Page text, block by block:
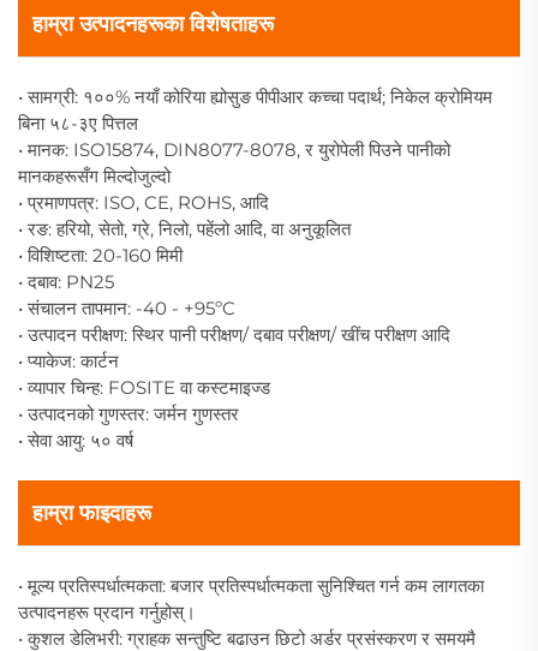
हाम्रा उत्पादनहरूका विशेषताहरू
• सामग्री: १००% नयाँ कोरिया ह्योसुङ पीपीआर कच्चा पदार्थ; निकेल क्रोमियम
बिना ५८-३ए पित्तल
• मानक: ISO15874, DIN8077-8078, र युरोपेली पिउने पानीको
मानकहरूसँग मिल्दोजुल्दो
• प्रमाणपत्र: ISO, CE, ROHS, आदि
• रङ: हरियो, सेतो, ग्रे, निलो, पहेंलो आदि, वा अनुकूलित
• विशिष्टता: 20-160 मिमी
• दबाव: PN25
• संचालन तापमान: -40 - +95ºC
• उत्पादन परीक्षण: स्थिर पानी परीक्षण/ दबाव परीक्षण/ खींच परीक्षण आदि
• प्याकेज: कार्टन
• व्यापार चिन्ह: FOSITE वा कस्टमाइज्ड
• उत्पादनको गुणस्तर: जर्मन गुणस्तर
• सेवा आयु: ५० वर्ष
हाम्रा फाइदाहरू
• मूल्य प्रतिस्पर्धात्मकता: बजार प्रतिस्पर्धात्मकता सुनिश्चित गर्न कम लागतका
उत्पादनहरू प्रदान गर्नुहोस्।
• कुशल डेलिभरी: ग्राहक सन्तुष्टि बढाउन छिटो अर्डर प्रसंस्करण र समयमै